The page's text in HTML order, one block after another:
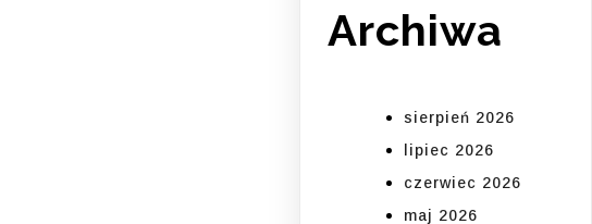
Archiwa
sierpień 2026
lipiec 2026
czerwiec 2026
maj 2026